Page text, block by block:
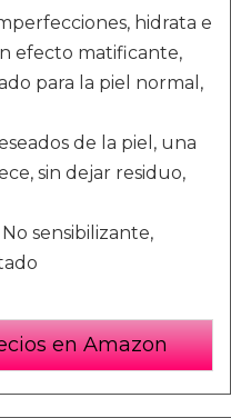
hidrata e
efecto matificante,
para la piel normal,
de la piel, una
sin dejar residuo,
sensibilizante,
en Amazon